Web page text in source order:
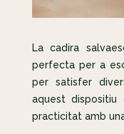
La cadira
perfecta per a
per satisfer
aquest dispositiu
practicitat amb